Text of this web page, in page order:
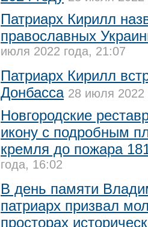
Патриарх Кирилл
православных
июля 2022 года, 21:07
Патриарх Кирилл
Донбасса 28 июля 2022
Новгородские
икону с подробным
кремля до пожара
года, 16:02
В день памяти
патриарх призвал
просторах